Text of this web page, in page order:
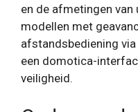
en de afmetingen
modellen met
afstandsbediening
een domotica-
veiligheid.